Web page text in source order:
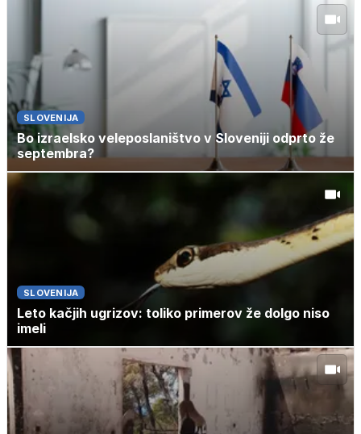
SLOVENIJA
Bo izraelsko veleposlaništvo v Sloveniji odprto že
septembra?
SLOVENIJA
Leto kačjih ugrizov: toliko primerov že dolgo niso
imeli